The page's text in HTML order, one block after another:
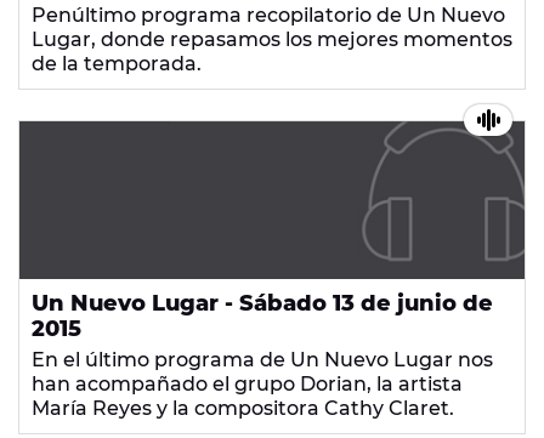
Penúltimo programa recopilatorio de Un Nuevo
Lugar, donde repasamos los mejores momentos
de la temporada.
Un Nuevo Lugar - Sábado 13 de junio de
2015
En el último programa de Un Nuevo Lugar nos
han acompañado el grupo Dorian, la artista
María Reyes y la compositora Cathy Claret.